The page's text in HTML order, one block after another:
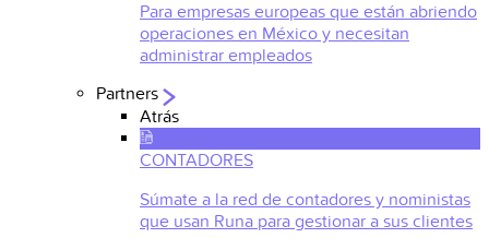
Para empresas europeas que están abriendo
operaciones en México y necesitan
administrar empleados
Partners
Atrás
CONTADORES
Súmate a la red de contadores y noministas
que usan Runa para gestionar a sus clientes